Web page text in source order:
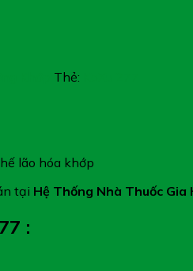
Thẻ:
lão hóa khớp
tại Hệ Thống Nhà Thuốc Gia
: